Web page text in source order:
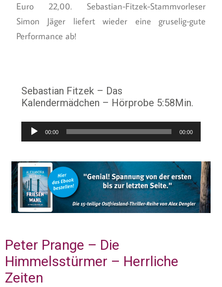
Euro 22,00. Sebastian-Fitzek-Stammvorleser
Simon Jäger liefert wieder eine gruselig-gute
Performance ab!
Sebastian Fitzek – Das
Kalendermädchen – Hörprobe 5:58Min.
Audio-
Player
00:00 00:00
Peter Prange – Die
Himmelsstürmer – Herrliche
Zeiten